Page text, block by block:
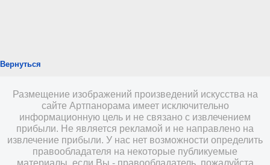
Вернуться
Размещение изображений произведений искусства на
сайте Артпанорама имеет исключительно
информационную цель и не связано с извлечением
прибыли. Не является рекламой и не направлено на
извлечение прибыли. У нас нет возможности определить
правообладателя на некоторые публикуемые
материалы, если Вы - правообладатель, пожалуйста